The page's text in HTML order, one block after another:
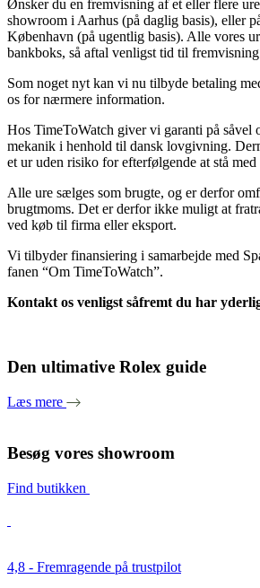
Ønsker du en fremvisning af et eller flere
showroom i Aarhus (på daglig basis), eller
København (på ugentlig basis). Alle vores
bankboks, så aftal venligst tid til
Som noget nyt kan vi nu tilbyde betaling
os for nærmere information.
Hos TimeToWatch giver vi garanti på såvel
mekanik i henhold til dansk lovgivning.
et ur uden risiko for efterfølgende at stå med
Alle ure sælges som brugte, og er derfor
brugtmoms. Det er derfor ikke muligt at
ved køb til firma eller eksport.
Vi tilbyder finansiering i samarbejde med
fanen “Om TimeToWatch”.
Kontakt os venligst såfremt du har
Den ultimative Rolex guide
Læs mere
Besøg vores showroom
Find butikken
4,8 - Fremragende på trustpilot